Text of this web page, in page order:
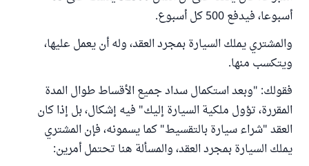
أسبوعا، فيدفع 500 كل أسبوع.
والمشتري يملك السيارة بمجرد العقد، وله أن يعمل عليها،
ويتكسب منها.
فقولك: "وبعد استكمال سداد جميع الأقساط طوال المدة
المقررة، تؤول ملكية السيارة إليك" فيه إشكال، بل إذا كان
العقد "شراء سيارة بالتقسيط" كما يسمونه، فإن المشتري
يملك السيارة بمجرد العقد، والمسألة هنا تحتمل أمرين: